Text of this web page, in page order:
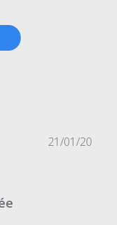
21/01/20